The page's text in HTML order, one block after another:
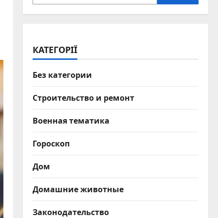
КАТЕГОРІЇ
Без категории
Строительство и ремонт
Военная тематика
Гороскоп
Дом
Домашние животные
Законодательство